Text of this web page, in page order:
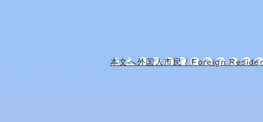
本文へ外国人市民 / Foreign